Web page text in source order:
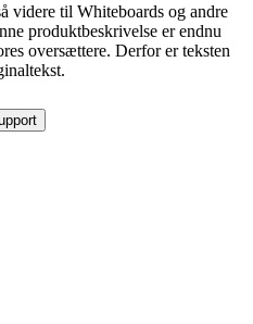
videre til Whiteboards og andre
produktbeskrivelse er endnu
oversættere. Derfor er teksten